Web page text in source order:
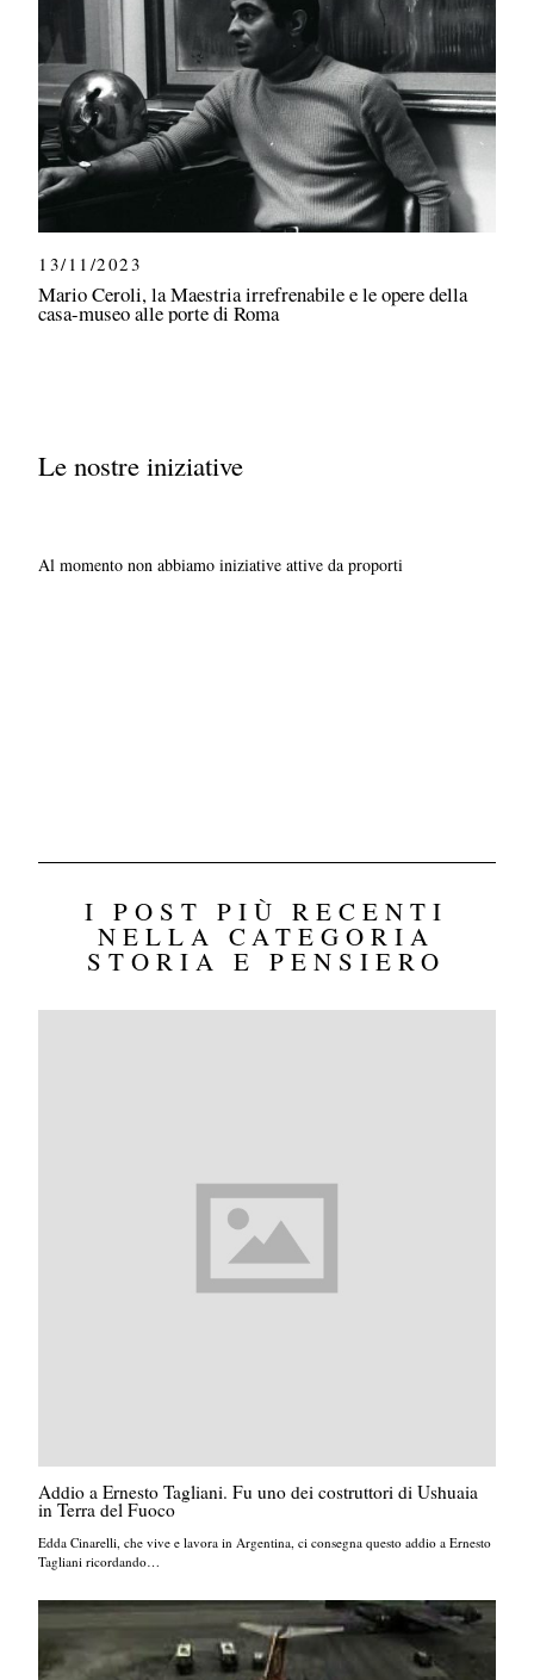
13/11/2023
Mario Ceroli, la Maestria irrefrenabile e le opere della
casa-museo alle porte di Roma
Le nostre iniziative
Al momento non abbiamo iniziative attive da proporti
I POST PIÙ RECENTI
NELLA CATEGORIA
STORIA E PENSIERO
Addio a Ernesto Tagliani. Fu uno dei costruttori di Ushuaia
in Terra del Fuoco
Edda Cinarelli, che vive e lavora in Argentina, ci consegna questo addio a Ernesto
Tagliani ricordando…